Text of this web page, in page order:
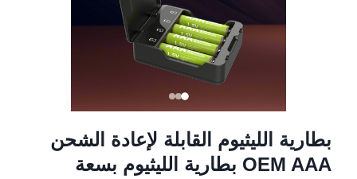
بطارية الليثيوم القابلة لإعادة الشحن
OEM AAA بطارية الليثيوم بسعة